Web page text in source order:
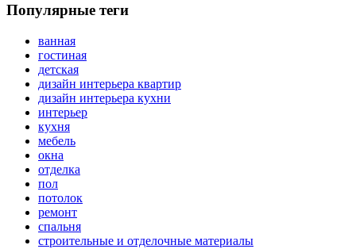
Популярные теги
ванная
гостиная
детская
дизайн интерьера квартир
дизайн интерьера кухни
интерьер
кухня
мебель
окна
отделка
пол
потолок
ремонт
спальня
строительные и отделочные материалы